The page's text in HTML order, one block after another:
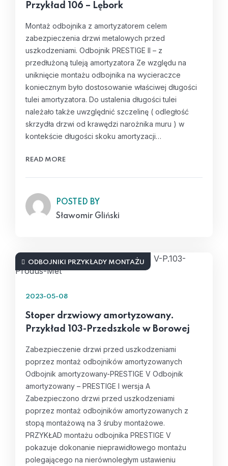
Przykład 106 – Lębork
Montaż odbojnika z amortyzatorem celem
zabezpieczenia drzwi metalowych przed
uszkodzeniami. Odbojnik PRESTIGE II – z
przedłużoną tuleją amortyzatora Ze względu na
uniknięcie montażu odbojnika na wycieraczce
koniecznym było dostosowanie właściwej długości
tulei amortyzatora. Do ustalenia długości tulei
należało także uwzględnić szczelinę ( odległość
skrzydła drzwi od krawędzi narożnika muru ) w
kontekście długości skoku amortyzacji…
READ MORE
POSTED BY
Sławomir Gliński
ODBOJNIKI PRZYKŁADY MONTAŻU
2023-05-08
Stoper drzwiowy amortyzowany.
Przykład 103-Przedszkole w Borowej
Zabezpieczenie drzwi przed uszkodzeniami
poprzez montaż odbojników amortyzowanych
Odbojnik amortyzowany-PRESTIGE V Odbojnik
amortyzowany – PRESTIGE I wersja A
Zabezpieczono drzwi przed uszkodzeniami
poprzez montaż odbojników amortyzowanych z
stopą montażową na 3 śruby montażowe.
PRZYKŁAD montażu odbojnika PRESTIGE V
pokazuje dokonanie nieprawidłowego montażu
polegającego na nierównoległym ustawieniu